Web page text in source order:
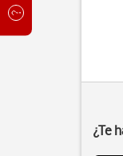
¿Te